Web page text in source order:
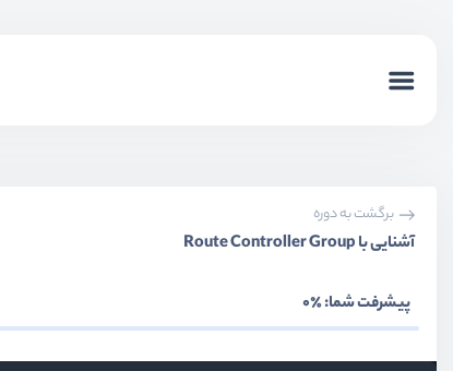
برگشت به دوره
آشنایی با Route Controller Group
پیشرفت شما:٪0